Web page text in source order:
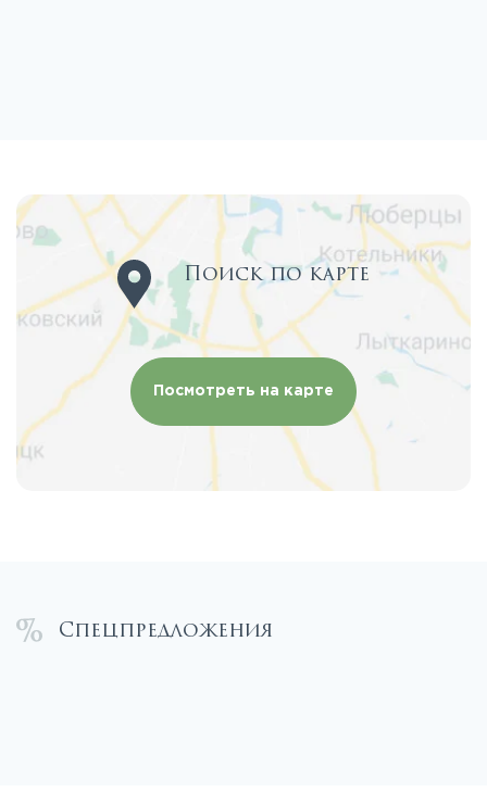
Поиск по карте
Посмотреть на карте
Спецпредложения